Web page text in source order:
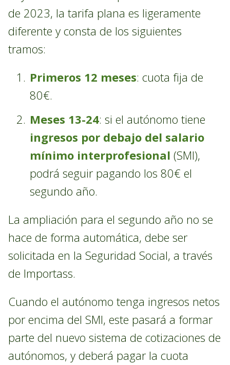
de 2023, la tarifa plana es ligeramente
diferente y consta de los siguientes
tramos:
Primeros 12 meses: cuota fija de
80€.
Meses 13-24: si el autónomo tiene
ingresos por debajo del salario
mínimo interprofesional (SMI),
podrá seguir pagando los 80€ el
segundo año.
La ampliación para el segundo año no se
hace de forma automática, debe ser
solicitada en la Seguridad Social, a través
de Importass.
Cuando el autónomo tenga ingresos netos
por encima del SMI, este pasará a formar
parte del nuevo sistema de cotizaciones de
autónomos, y deberá pagar la cuota